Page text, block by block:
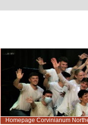
Homepage Corvinianum